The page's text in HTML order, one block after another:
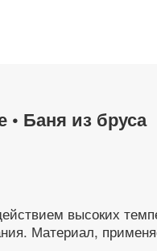
Баня из бруса
высоких
Материал,